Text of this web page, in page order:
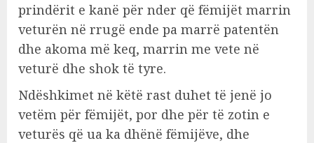
prindërit e kanë për nder që fëmijët marrin
veturën në rrugë ende pa marrë patentën
dhe akoma më keq, marrin me vete në
veturë dhe shok të tyre.
Ndëshkimet në këtë rast duhet të jenë jo
vetëm për fëmijët, por dhe për të zotin e
veturës që ua ka dhënë fëmijëve, dhe